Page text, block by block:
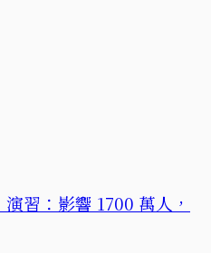
習：影響 1700 萬人，